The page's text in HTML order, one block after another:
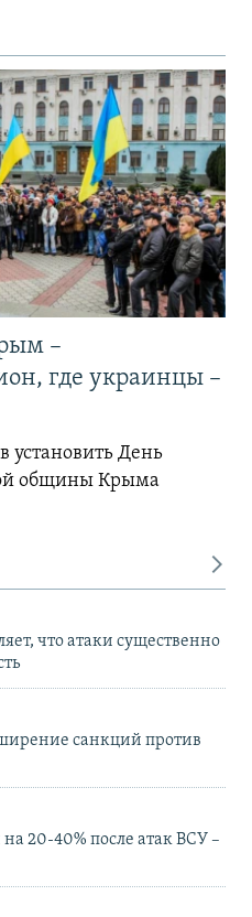
–
где украинцы –
установить День
общины Крыма
что атаки существенно
санкций против
20-40% после атак ВСУ –